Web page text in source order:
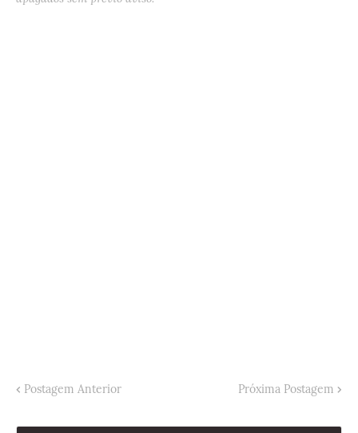
Postagem Anterior Próxima Postagem